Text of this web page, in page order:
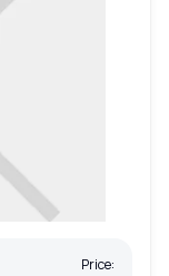
Price: